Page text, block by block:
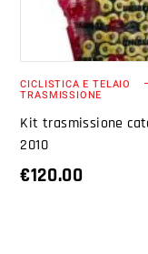
CICLISTICA E TELAIO
TRASMISSIONE
Kit trasmissione
2010
€120.00